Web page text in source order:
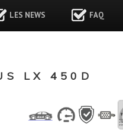
LES NEWS FAQ
LX 450D